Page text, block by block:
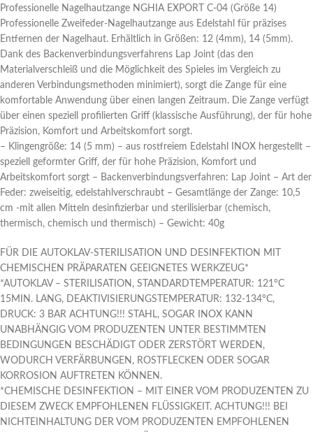
Professionelle Nagelhautzange NGHIA EXPORT C-04 (Größe 14)
Professionelle Zweifeder-Nagelhautzange aus Edelstahl für präzises
Entfernen der Nagelhaut. Erhältlich in Größen: 12 (4mm), 14 (5mm).
Dank des Backenverbindungsverfahrens Lap Joint (das den
Materialverschleiß und die Möglichkeit des Spieles im Vergleich zu
anderen Verbindungsmethoden minimiert), sorgt die Zange für eine
komfortable Anwendung über einen langen Zeitraum. Die Zange verfügt
über einen speziell profilierten Griff (klassische Ausführung), der für hohe
Präzision, Komfort und Arbeitskomfort sorgt.
– Klingengröße: 14 (5 mm) – aus rostfreiem Edelstahl INOX hergestellt –
speziell geformter Griff, der für hohe Präzision, Komfort und
Arbeitskomfort sorgt – Backenverbindungsverfahren: Lap Joint – Art der
Feder: zweiseitig, edelstahlverschraubt – Gesamtlänge der Zange: 10,5
cm -mit allen Mitteln desinfizierbar und sterilisierbar (chemisch,
thermisch, chemisch und thermisch) – Gewicht: 40g
FÜR DIE AUTOKLAV-STERILISATION UND DESINFEKTION MIT
CHEMISCHEN PRÄPARATEN GEEIGNETES WERKZEUG*
*AUTOKLAV – STERILISATION, STANDARDTEMPERATUR: 121°C
15MIN. LANG, DEAKTIVISIERUNGSTEMPERATUR: 132-134°C,
DRUCK: 3 BAR ACHTUNG!!! STAHL, SOGAR INOX KANN
UNABHÄNGIG VOM PRODUZENTEN UNTER BESTIMMTEN
BEDINGUNGEN BESCHÄDIGT ODER ZERSTÖRT WERDEN,
WODURCH VERFÄRBUNGEN, ROSTFLECKEN ODER SOGAR
KORROSION AUFTRETEN KÖNNEN.
*CHEMISCHE DESINFEKTION – MIT EINER VOM PRODUZENTEN ZU
DIESEM ZWECK EMPFOHLENEN FLÜSSIGKEIT. ACHTUNG!!! BEI
NICHTEINHALTUNG DER VOM PRODUZENTEN EMPFOHLENEN